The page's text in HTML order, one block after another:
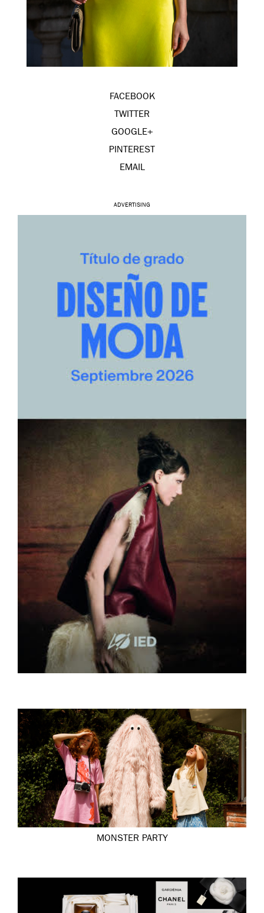
FACEBOOK
TWITTER
GOOGLE+
PINTEREST
EMAIL
ADVERTISING
MONSTER PARTY